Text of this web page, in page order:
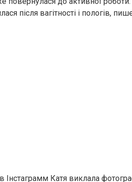
після вагітності і пологів,
в Інстаграмм Катя виклала